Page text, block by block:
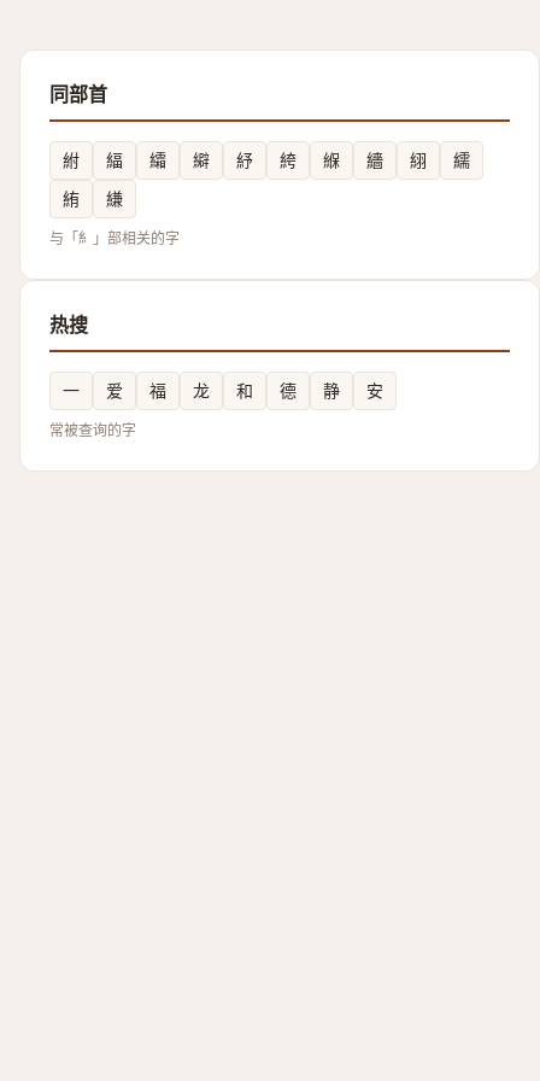
同部首
紨 䋹 䌮 䌟 紓 絝 緥 繬 䋚
繻
絠
縑
与「糹」部相关的字
热搜
一 爱 福 龙 和 德 静 安
常被查询的字